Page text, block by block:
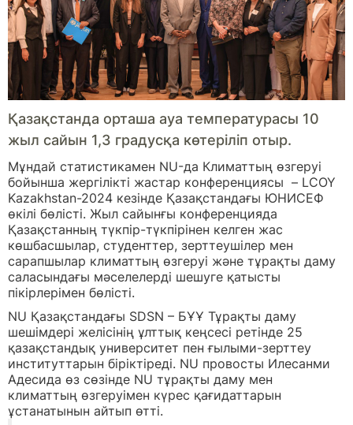
Қазақстанда орташа ауа температурасы 10
жыл сайын 1,3 градусқа көтеріліп отыр.
Мұндай статистикамен NU-да Климаттың өзгеруі
бойынша жергілікті жастар конференциясы – LCOY
Kazakhstan-2024 кезінде Қазақстандағы ЮНИСЕФ
өкілі бөлісті. Жыл сайынғы конференцияда
Қазақстанның түкпір-түкпірінен келген жас
көшбасшылар, студенттер, зерттеушілер мен
сарапшылар климаттың өзгеруі және тұрақты даму
саласындағы мәселелерді шешуге қатысты
пікірлерімен бөлісті.
NU Қазақстандағы SDSN – БҰҰ Тұрақты даму
шешімдері желісінің ұлттық кеңсесі ретінде 25
қазақстандық университет пен ғылыми-зерттеу
институттарын біріктіреді. NU провосты Илесанми
Адесида өз сөзінде NU тұрақты даму мен
климаттың өзгеруімен күрес қағидаттарын
ұстанатынын айтып өтті.